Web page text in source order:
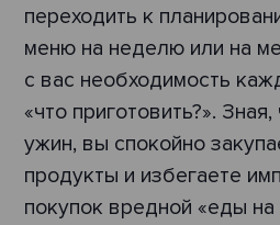
переходить к
меню на неделю или на
с вас необходимость
«что приготовить?».
ужин, вы спокойно
продукты и избегаете
покупок вредной «еды на